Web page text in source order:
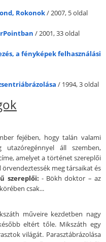
Rokonok/ 2007, 5 oldal
/ 2001, 33 oldal
a fényképek felhasználási
/ 1994, 3 oldal
fejében, hogy talán valami
utazóregénnyel áll szemben,
amelyet a történet szereplői
örvendeztessék meg társaikat és
szereplői: - Bökh doktor – az
csak...
műveire kezdetben nagy
eltért tőle. Mikszáth egy
világát. Parasztábrázolása